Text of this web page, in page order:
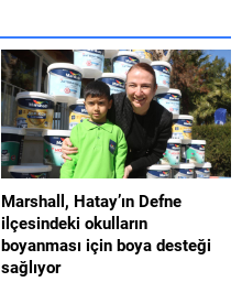
Marshall, Hatay’ın Defne
ilçesindeki okulların
boyanması için boya desteği
sağlıyor